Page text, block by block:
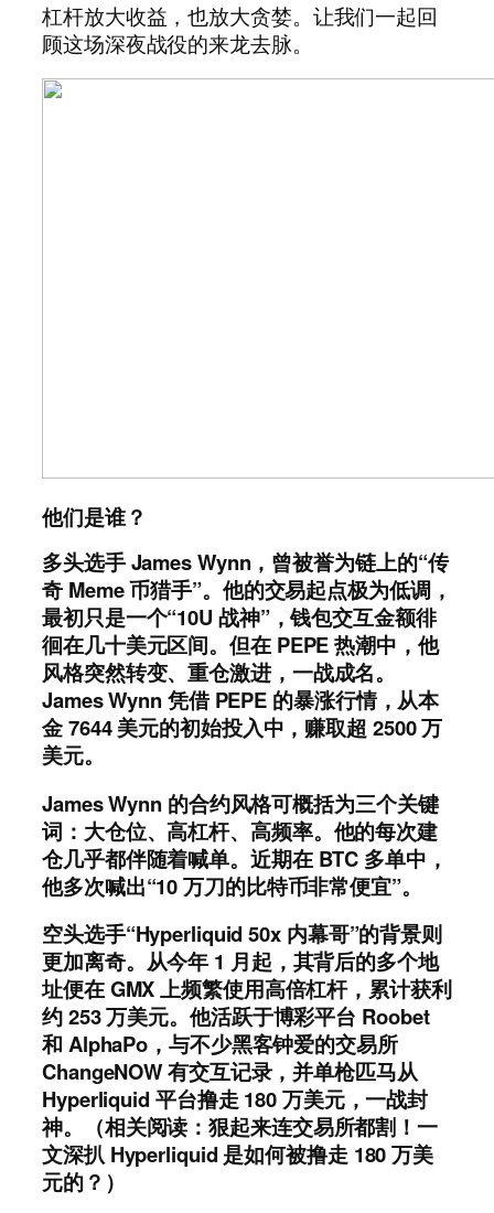
杠杆放大收益，也放大贪婪。让我们一起回
顾这场深夜战役的来龙去脉。
他们是谁？
多头选手 James Wynn，曾被誉为链上的“传
奇 Meme 币猎手”。他的交易起点极为低调，
最初只是一个“10U 战神”，钱包交互金额徘
徊在几十美元区间。但在 PEPE 热潮中，他
风格突然转变、重仓激进，一战成名。
James Wynn 凭借 PEPE 的暴涨行情，从本
金 7644 美元的初始投入中，赚取超 2500 万
美元。
James Wynn 的合约风格可概括为三个关键
词：大仓位、高杠杆、高频率。他的每次建
仓几乎都伴随着喊单。近期在 BTC 多单中，
他多次喊出“10 万刀的比特币非常便宜”。
空头选手“Hyperliquid 50x 内幕哥”的背景则
更加离奇。从今年 1 月起，其背后的多个地
址便在 GMX 上频繁使用高倍杠杆，累计获利
约 253 万美元。他活跃于博彩平台 Roobet
和 AlphaPo，与不少黑客钟爱的交易所
ChangeNOW 有交互记录，并单枪匹马从
Hyperliquid 平台撸走 180 万美元，一战封
神。（相关阅读：狠起来连交易所都割！一
文深扒 Hyperliquid 是如何被撸走 180 万美
元的？）